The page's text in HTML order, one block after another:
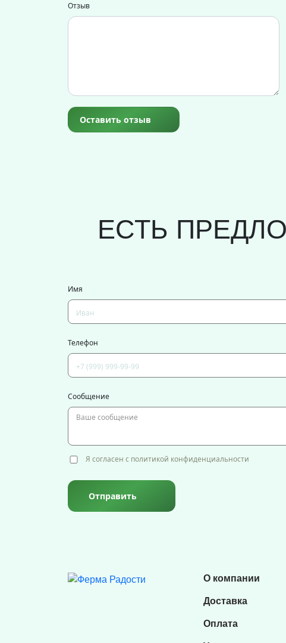
Отзыв
Оставить отзыв
ЕСТЬ
Имя
Телефон
Сообщение
Я согласен с политикой конфиденциальности
Отправить
О компании
Доставка
Оплата